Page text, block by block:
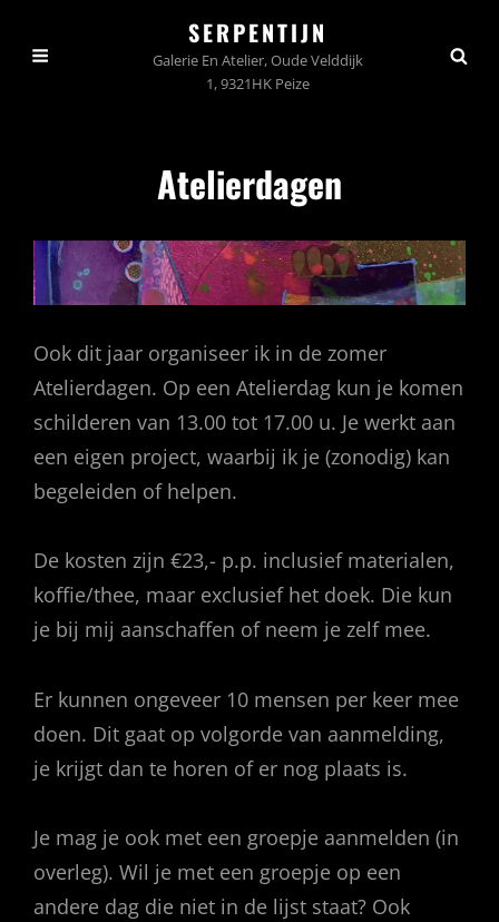
SERPENTIJN
Galerie En Atelier, Oude Velddijk
1, 9321HK Peize
Atelierdagen
Ook dit jaar organiseer ik in de zomer
Atelierdagen. Op een Atelierdag kun je komen
schilderen van 13.00 tot 17.00 u. Je werkt aan
een eigen project, waarbij ik je (zonodig) kan
begeleiden of helpen.
De kosten zijn €23,- p.p. inclusief materialen,
koffie/thee, maar exclusief het doek. Die kun
je bij mij aanschaffen of neem je zelf mee.
Er kunnen ongeveer 10 mensen per keer mee
doen. Dit gaat op volgorde van aanmelding,
je krijgt dan te horen of er nog plaats is.
Je mag je ook met een groepje aanmelden (in
overleg). Wil je met een groepje op een
andere dag die niet in de lijst staat? Ook